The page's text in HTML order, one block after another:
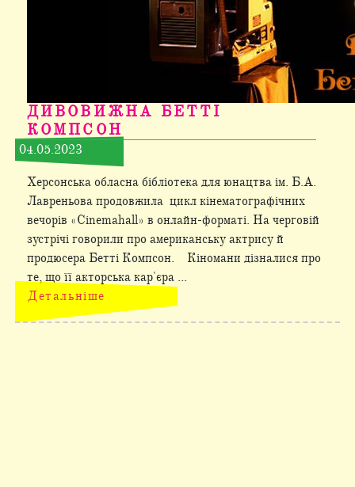
ДИВОВИЖНА БЕТТІ
КОМПСОН
04.05.2023
Херсонська обласна бібліотека для юнацтва ім. Б.А.
Лавреньова продовжила цикл кінематографічних
вечорів «Cinemahall» в онлайн-форматі. На черговій
зустрічі говорили про американську актрису й
продюсера Бетті Компсон. Кіномани дізналися про
те, що її акторська кар'єра ...
Детальніше